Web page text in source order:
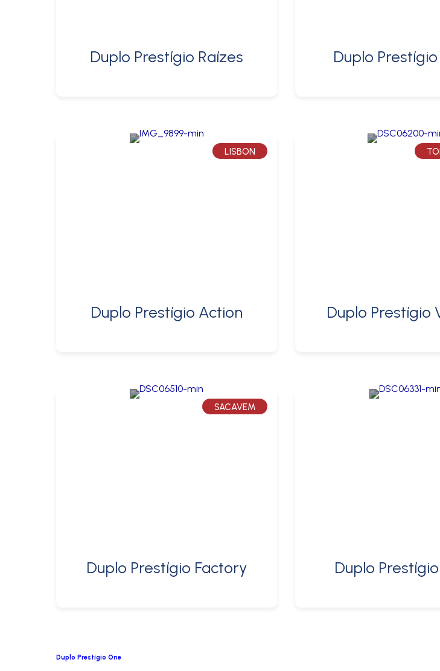
Duplo Prestígio Raízes Duplo
Duplo Prestígio Action
LISBON
Duplo Prestígio
Duplo Prestígio Factory
SACAVEM
Duplo
Duplo Prestígio One